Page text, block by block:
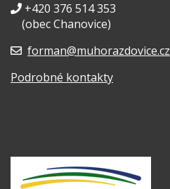
+420 376 514 353
(obec Chanovice)
forman@muhorazdovice.cz
Podrobné kontakty